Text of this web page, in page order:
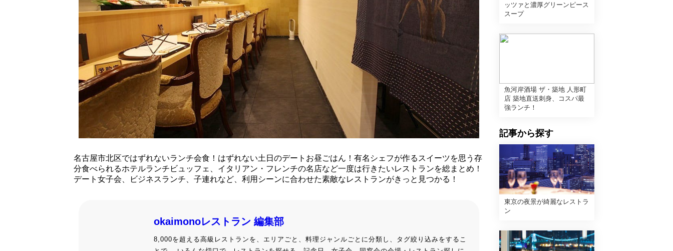
名古屋市北区ではずれないランチ会食！はずれない土日のデートお昼ごはん！有名シェフが作るスイーツを思う存
分食べられるホテルランチビュッフェ、イタリアン・フレンチの名店など一度は行きたいレストランを総まとめ！
デート女子会、ビジネスランチ、子連れなど、利用シーンに合わせた素敵なレストランがきっと見つかる！
okaimonoレストラン 編集部
8,000を超える高級レストランを、エリアごと、料理ジャンルごとに分類し、タグ絞り込みをするこ
ッツァと濃厚グリーンピース
スープ
魚河岸酒場 ザ・築地 人形町
店 築地直送刺身、コスパ最
強ランチ！
記事から探す
東京の夜景が綺麗なレストラ
ン